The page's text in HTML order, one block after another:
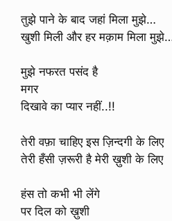
तुझे पाने के बाद जहां मिला मुझे…
खुशी मिली और हर मक़ाम मिला
मुझे नफरत पसंद है
मगर
दिखावे का प्यार नहीं..!!
तेरी वफ़ा चाहिए इस ज़िन्दगी के लिए
तेरी हँसी ज़रूरी है मेरी ख़ुशी के लिए
हंस तो कभी भी लेंगे
पर दिल को ख़ुशी